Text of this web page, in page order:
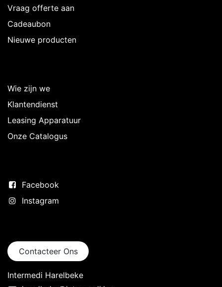
Vraag offerte aan
Cadeaubon
Nieuwe producten
Wie zijn we
Klantendienst
Leasing Apparatuur
Onze Catalogus
Facebook
Instagram
Contacteer Ons
Intermedi Harelbeke